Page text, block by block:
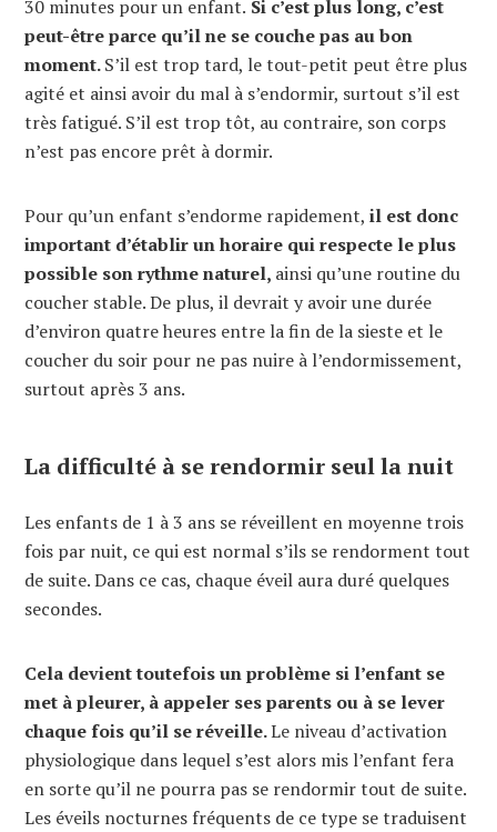
30 minutes pour un enfant. Si c’est plus long, c’est
peut-être parce qu’il ne se couche pas au bon
moment.S’il est trop tard, le tout-petit peut être plus
agité et ainsi avoir du mal à s’endormir, surtout s’il est
très fatigué. S’il est trop tôt, au contraire, son corps
n’est pas encore prêt à dormir.
Pour qu’un enfant s’endorme rapidement, il est donc
important d’établir un horaire qui respecte le plus
possible son rythme naturel, ainsi qu’une routine du
coucher stable. De plus, il devrait y avoir une durée
d’environ quatre heures entre la fin de la sieste et le
coucher du soir pour ne pas nuire à l’endormissement,
surtout après 3 ans.
La difficulté à se rendormir seul la nuit
Les enfants de 1 à 3 ans se réveillent en moyenne trois
fois par nuit, ce qui est normal s’ils se rendorment tout
de suite. Dans ce cas, chaque éveil aura duré quelques
secondes.
Cela devient toutefois un problème si l’enfant se
met à pleurer, à appeler ses parents ou à se lever
chaque fois qu’il se réveille.Le niveau d’activation
physiologique dans lequel s’est alors mis l’enfant fera
en sorte qu’il ne pourra pas se rendormir tout de suite.
Les éveils nocturnes fréquents de ce type se traduisent